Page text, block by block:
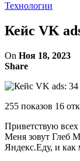
Технологии
Кейс VK
On Ноя 18, 2023
Share
255 показов 16
Приветствую
Меня зовут Глеб
Яндекс.Еду, и как